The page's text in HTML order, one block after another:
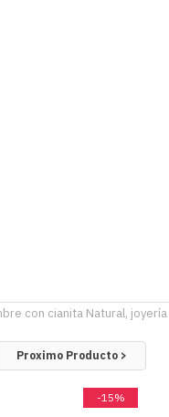
con cianita Natural,
Proximo Producto >
-15%